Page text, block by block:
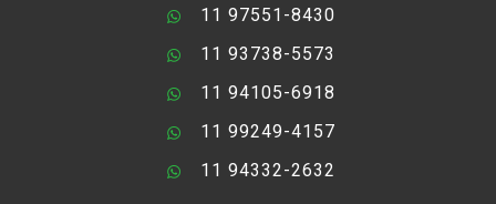
11 97551-8430
11 93738-5573
11 94105-6918
11 99249-4157
11 94332-2632